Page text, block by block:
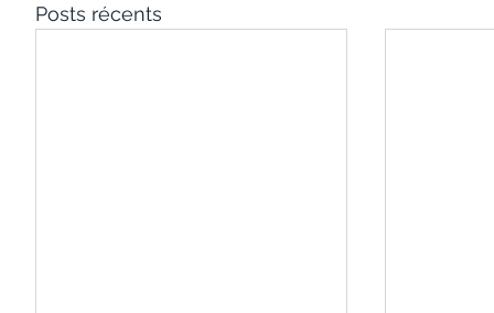
Posts récents